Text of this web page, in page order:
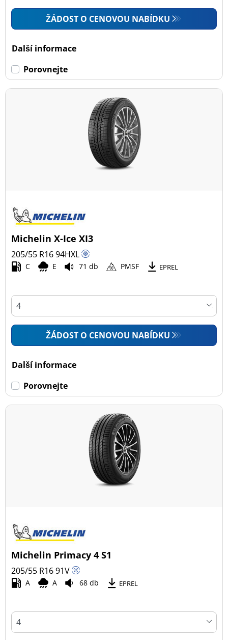
ŽÁDOST O CENOVOU NABÍDKU
Další informace
Porovnejte
Michelin X-Ice XI3
205/55 R1694HXL
C E 71 db PMSF EPREL
ŽÁDOST O CENOVOU NABÍDKU
Další informace
Porovnejte
Michelin Primacy 4 S1
205/55 R1691V
A A 68 db EPREL